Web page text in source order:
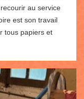
au service
est son travail
tous papiers et